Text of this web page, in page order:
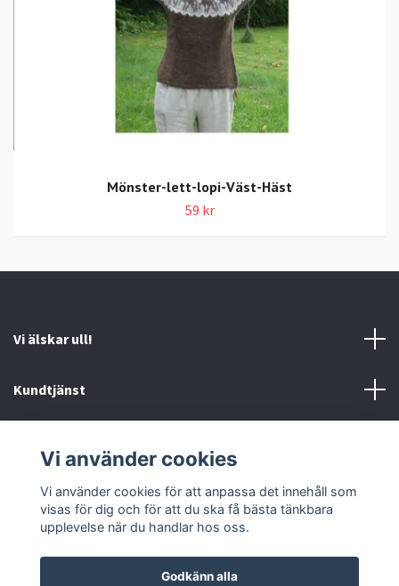
Mönster-lett-lopi-Väst-Häst
59 kr
Vi älskar ull!
Kundtjänst
Sociala medier
Vi använder cookies
Vi använder cookies för att anpassa det innehåll som
visas för dig och för att du ska få bästa tänkbara
upplevelse när du handlar hos oss.
Godkänn alla